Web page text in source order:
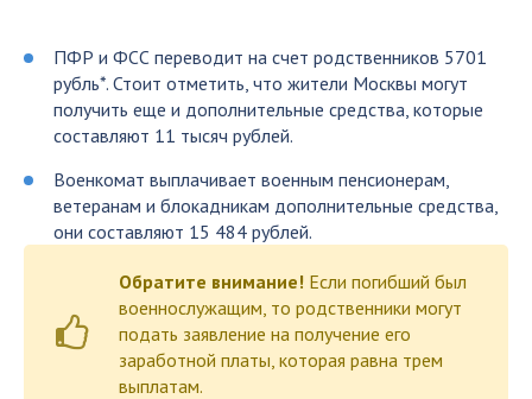
ПФР и ФСС переводит на счет родственников 5701
рубль*. Стоит отметить, что жители Москвы могут
получить еще и дополнительные средства, которые
составляют 11 тысяч рублей.
Военкомат выплачивает военным пенсионерам,
ветеранам и блокадникам дополнительные средства,
они составляют 15 484 рублей.
Обратите внимание! Если погибший был
военнослужащим, то родственники могут
подать заявление на получение его
заработной платы, которая равна трем
выплатам.